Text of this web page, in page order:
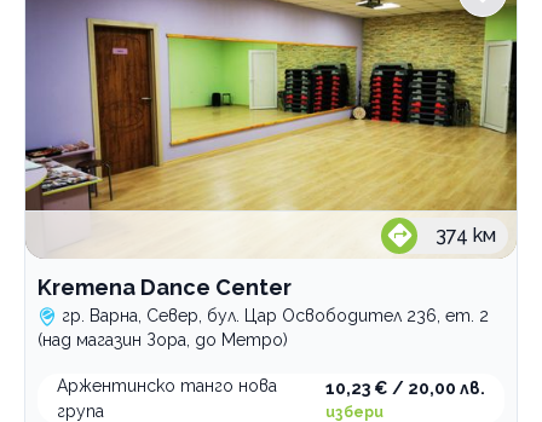
374 км
Kremena Dance Center
гр. Варна, Север, бул. Цар Освободител 236, ет. 2
(над магазин Зора, до Метро)
Аржентинско танго нова
група
10,23 € / 20,00 лв.
избери
Тенис на маса
Танци
Фитнес
Катерене
Спортни лагери и програми
Спортна стрелба
Плуване
Тенис на корт